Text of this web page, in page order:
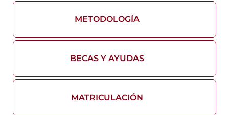
METODOLOGÍA
BECAS Y AYUDAS
MATRICULACIÓN